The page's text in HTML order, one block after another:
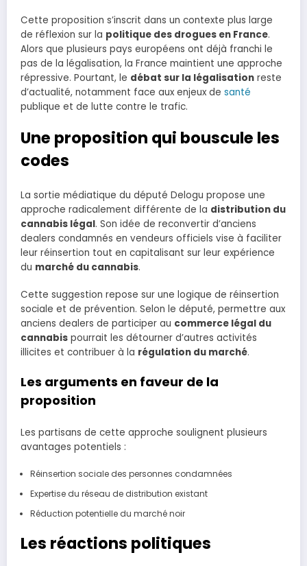
Cette proposition s’inscrit dans un contexte plus large
de réflexion sur la politique des drogues en France.
Alors que plusieurs pays européens ont déjà franchi le
pas de la légalisation, la France maintient une approche
répressive. Pourtant, le débat sur la légalisation reste
d’actualité, notamment face aux enjeux de santé
publique et de lutte contre le trafic.
Une proposition qui bouscule les
codes
La sortie médiatique du député Delogu propose une
approche radicalement différente de la distribution du
cannabis légal. Son idée de reconvertir d’anciens
dealers condamnés en vendeurs officiels vise à faciliter
leur réinsertion tout en capitalisant sur leur expérience
du marché du cannabis.
Cette suggestion repose sur une logique de réinsertion
sociale et de prévention. Selon le député, permettre aux
anciens dealers de participer au commerce légal du
cannabis pourrait les détourner d’autres activités
illicites et contribuer à la régulation du marché.
Les arguments en faveur de la
proposition
Les partisans de cette approche soulignent plusieurs
avantages potentiels :
Réinsertion sociale des personnes condamnées
Expertise du réseau de distribution existant
Réduction potentielle du marché noir
Les réactions politiques